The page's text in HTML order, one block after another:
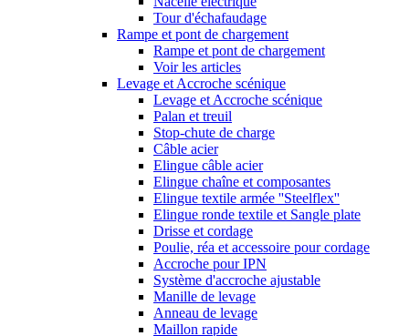
Tour d'échafaudage
Rampe et pont de chargement
Rampe et pont de chargement
Voir les articles
Levage et Accroche scénique
Levage et Accroche scénique
Palan et treuil
Stop-chute de charge
Câble acier
Elingue câble acier
Elingue chaîne et composantes
Elingue textile armée ''Steelflex''
Elingue ronde textile et Sangle plate
Drisse et cordage
Poulie, réa et accessoire pour cordage
Accroche pour IPN
Système d'accroche ajustable
Manille de levage
Anneau de levage
Maillon rapide